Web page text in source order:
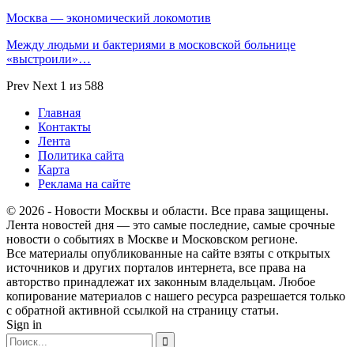
Москва — экономический локомотив
Между людьми и бактериями в московской больнице
«выстроили»…
Prev Next 1 из 588
Главная
Контакты
Лента
Политика сайта
Карта
Реклама на сайте
© 2026 - Новости Москвы и области. Все права защищены.
Лента новостей дня — это самые последние, самые срочные
новости о событиях в Москве и Московском регионе.
Все материалы опубликованные на сайте взяты с открытых
источников и других порталов интернета, все права на
авторство принадлежат их законным владельцам. Любое
копирование материалов с нашего ресурса разрешается только
с обратной активной ссылкой на страницу статьи.
Sign in